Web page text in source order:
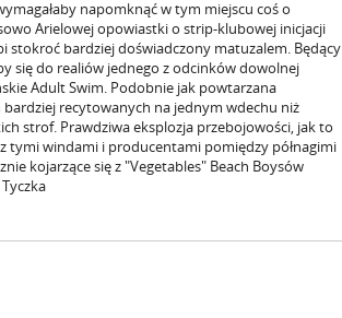
napomknąć w tym miejscu coś o
Arielowej opowiastki o strip-klubowej inicjacji
stokroć bardziej doświadczony matuzalem. Będący
się do realiów jednego z odcinków dowolnej
Adult Swim. Podobnie jak powtarzana
recytowanych na jednym wdechu niż
strof. Prawdziwa eksplozja przebojowości, jak to
tymi windami i producentami pomiędzy półnagimi
kojarzące się z "Vegetables" Beach Boysów